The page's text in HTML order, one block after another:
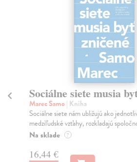
Sociálne siete musia
Marec Samo| Kniha
Sociálne siete nám ubližujú ako
medziľudské vzťahy, rozkladajú
Na sklade ?
16,44 €